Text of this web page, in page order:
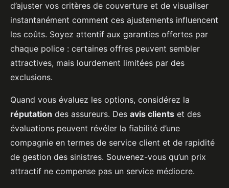
d’ajuster vos critères de couverture et de visualiser
instantanément comment ces ajustements influencent
les coûts. Soyez attentif aux garanties offertes par
chaque police : certaines offres peuvent sembler
attractives, mais lourdement limitées par des
exclusions.
Quand vous évaluez les options, considérez la
réputation des assureurs. Des avis clients et des
évaluations peuvent révéler la fiabilité d’une
compagnie en termes de service client et de rapidité
de gestion des sinistres. Souvenez-vous qu’un prix
attractif ne compense pas un service médiocre.